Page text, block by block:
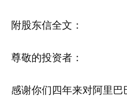
附股东信全文：
尊敬的投资者：
感谢你们四年来对阿里巴